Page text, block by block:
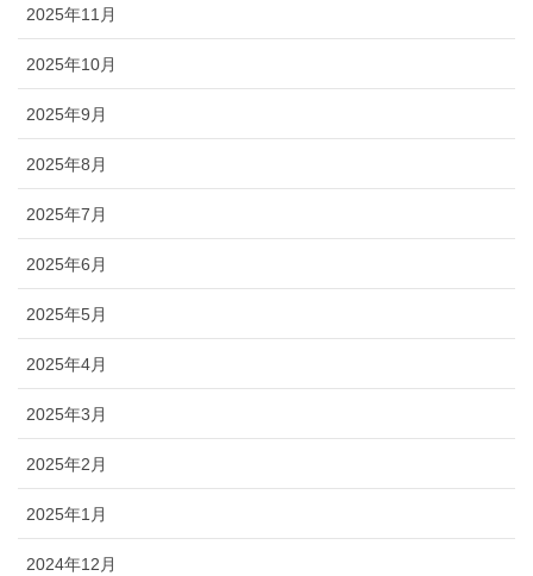
2025年11月
2025年10月
2025年9月
2025年8月
2025年7月
2025年6月
2025年5月
2025年4月
2025年3月
2025年2月
2025年1月
2024年12月